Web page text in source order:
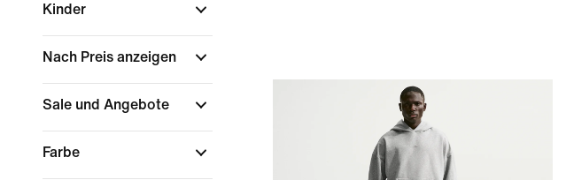
Kinder
Nach Preis anzeigen
Sale und Angebote
Farbe